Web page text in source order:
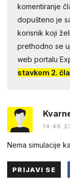
komentiranje
dopušteno je
korisnik koji
prethodno se
web portalu
stavkom 2.
14:46
Nema simulacije
PRIJAVI SE